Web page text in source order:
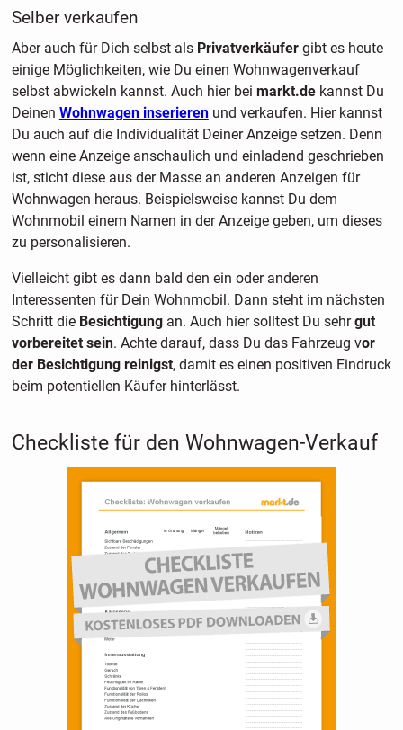
Selber verkaufen
Aber auch für Dich selbst als Privatverkäufergibt es heute
einige Möglichkeiten, wie Du einen Wohnwagenverkauf
selbst abwickeln kannst. Auch hier bei markt.dekannst Du
Deinen Wohnwagen inserierenund verkaufen. Hier kannst
Du auch auf die Individualität Deiner Anzeige setzen. Denn
wenn eine Anzeige anschaulich und einladend geschrieben
ist, sticht diese aus der Masse an anderen Anzeigen für
Wohnwagen heraus. Beispielsweise kannst Du dem
Wohnmobil einem Namen in der Anzeige geben, um dieses
zu personalisieren.
Vielleicht gibt es dann bald den ein oder anderen
Interessenten für Dein Wohnmobil. Dann steht im nächsten
Schritt die Besichtigungan. Auch hier solltest Du sehrgut
vorbereitet sein. Achte darauf, dass Du das Fahrzeug vor
der Besichtigung reinigst, damit es einen positiven Eindruck
beim potentiellen Käufer hinterlässt.
Checkliste für den Wohnwagen-Verkauf